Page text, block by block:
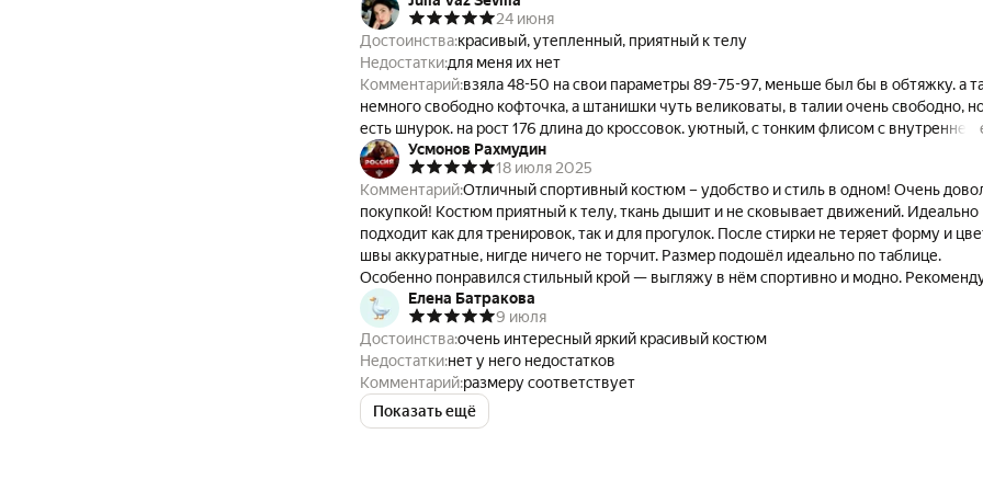
24 июня
Достоинства:красивый, утепленный, приятный к телу
Недостатки:для меня их нет
Комментарий:взяла 48-50 на свои параметры 89-75-97, меньше был бы в обтяжку. а
немного свободно кофточка, а штанишки чуть великоваты, в талии очень свободно,
есть шнурок. на рост 176 длина до кроссовок. уютный, с тонким флисом с внутренней
стороны.Усмонов Рахмудин
18 июля 2025
Комментарий:Отличный спортивный костюм – удобство и стиль в одном! Очень
покупкой! Костюм приятный к телу, ткань дышит и не сковывает движений. Идеально
подходит как для тренировок, так и для прогулок. После стирки не теряет форму и
швы аккуратные, нигде ничего не торчит. Размер подошёл идеально по таблице.
Особенно понравился стильный крой — выгляжу в нём спортивно и модно.
Елена Батракова
9 июля
Достоинства:очень интересный яркий красивый костюм
Недостатки:нет у него недостатков
Комментарий:размеру соответствует
Показать ещё